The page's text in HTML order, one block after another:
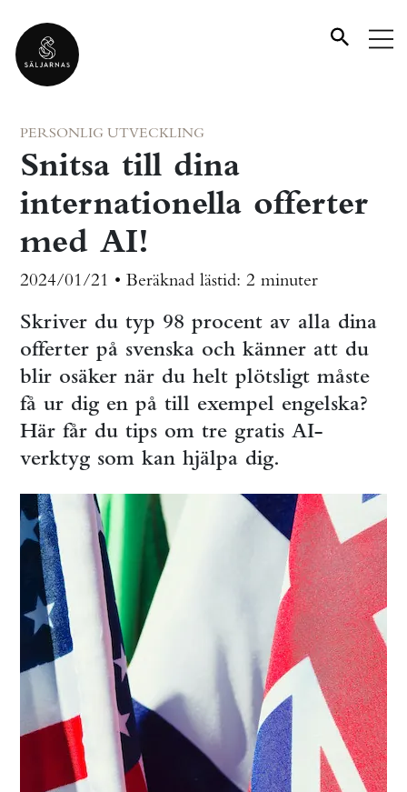
PERSONLIG UTVECKLING
Snitsa till dina
internationella offerter
med AI!
2024/01/21 • Beräknad lästid: 2 minuter
Skriver du typ 98 procent av alla dina
offerter på svenska och känner att du
blir osäker när du helt plötsligt måste
få ur dig en på till exempel engelska?
Här får du tips om tre gratis AI-
verktyg som kan hjälpa dig.